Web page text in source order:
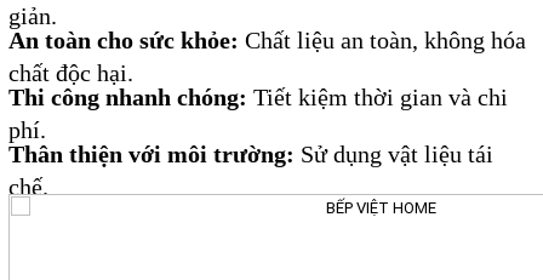
giản.
An toàn cho sức khỏe: Chất liệu an toàn, không hóa
chất độc hại.
Thi công nhanh chóng: Tiết kiệm thời gian và chi
phí.
Thân thiện với môi trường: Sử dụng vật liệu tái
chế.